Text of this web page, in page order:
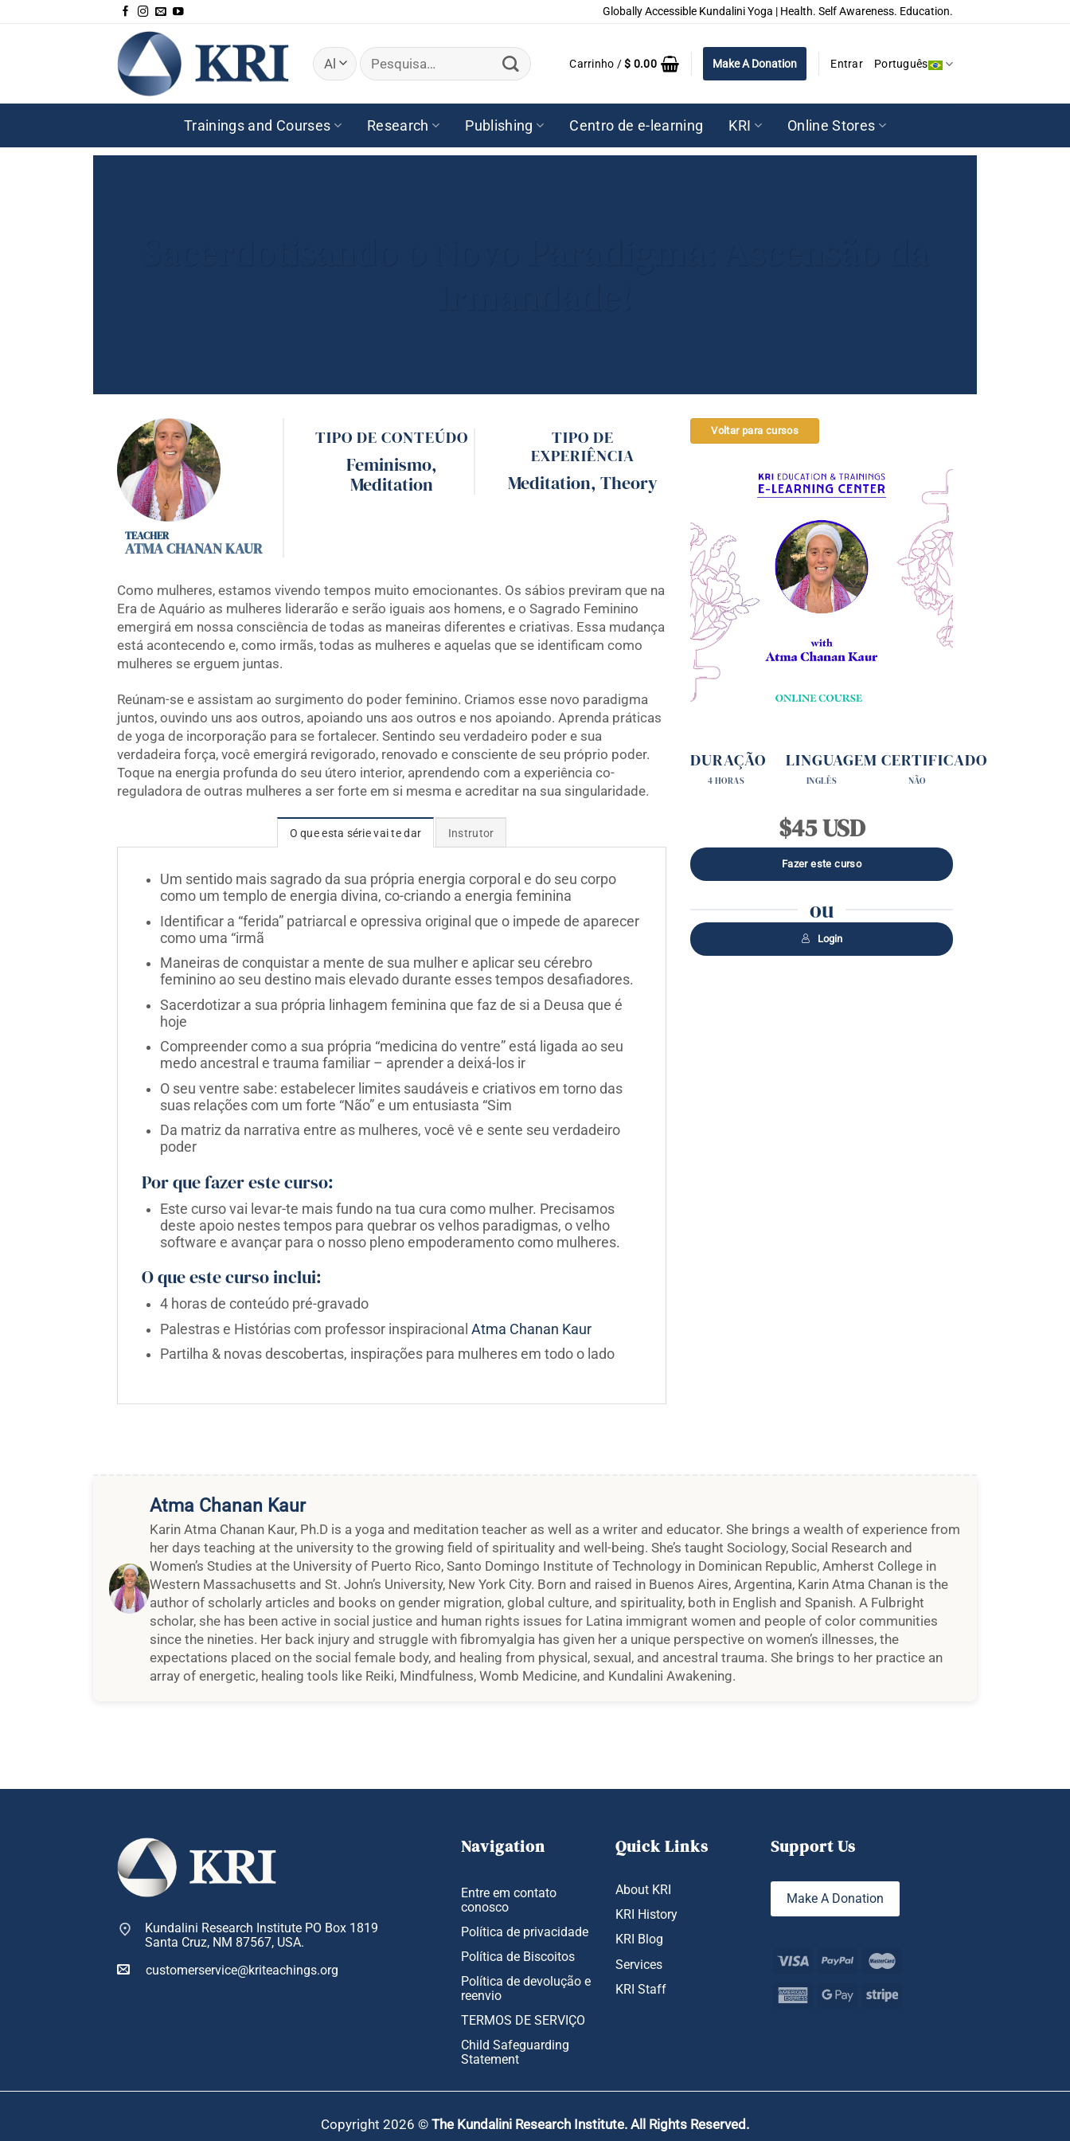
Globally Accessible Kundalini Yoga | Health. Self Awareness. Education.
Pesquisar
por:
Carrinho /$ 0.00 Make A Donation Entrar Português
Trainings and Courses Research Publishing Centro de e-learning KRI Online Stores
ATMA CHANAN KAUR
TIPO DE CONTEÚDO
Feminismo,
Meditation
TIPO DE
EXPERIÊNCIA
Meditation, Theory
Como mulheres, estamos vivendo tempos muito emocionantes. Os sábios previram que na
Era de Aquário as mulheres liderarão e serão iguais aos homens, e o Sagrado Feminino
emergirá em nossa consciência de todas as maneiras diferentes e criativas. Essa mudança
está acontecendo e, como irmãs, todas as mulheres e aquelas que se identificam como
mulheres se erguem juntas.
Reúnam-se e assistam ao surgimento do poder feminino. Criamos esse novo paradigma
juntos, ouvindo uns aos outros, apoiando uns aos outros e nos apoiando. Aprenda práticas
de yoga de incorporação para se fortalecer. Sentindo seu verdadeiro poder e sua
verdadeira força, você emergirá revigorado, renovado e consciente de seu próprio poder.
Toque na energia profunda do seu útero interior, aprendendo com a experiência co-
reguladora de outras mulheres a ser forte em si mesma e acreditar na sua singularidade.
O que esta série vai te dar Instrutor
Um sentido mais sagrado da sua própria energia corporal e do seu corpo
como um templo de energia divina, co-criando a energia feminina
Identificar a “ferida” patriarcal e opressiva original que o impede de aparecer
como uma “irmã
Maneiras de conquistar a mente de sua mulher e aplicar seu cérebro
feminino ao seu destino mais elevado durante esses tempos desafiadores.
Sacerdotizar a sua própria linhagem feminina que faz de si a Deusa que é
hoje
Compreender como a sua própria “medicina do ventre” está ligada ao seu
medo ancestral e trauma familiar – aprender a deixá-los ir
O seu ventre sabe: estabelecer limites saudáveis e criativos em torno das
suas relações com um forte “Não” e um entusiasta “Sim
Da matriz da narrativa entre as mulheres, você vê e sente seu verdadeiro
poder
Por que fazer este curso:
Este curso vai levar-te mais fundo na tua cura como mulher. Precisamos
deste apoio nestes tempos para quebrar os velhos paradigmas, o velho
software e avançar para o nosso pleno empoderamento como mulheres.
O que este curso inclui:
4 horas de conteúdo pré-gravado
Palestras e Histórias com professor inspiracional Atma Chanan Kaur
Partilha & novas descobertas, inspirações para mulheres em todo o lado
Voltar para cursos
DURAÇÃO
4 HORAS
LINGUAGEM
INGLÊS
CERTIFICADO
NÃO
$45 USD
ou
Login
Atma Chanan Kaur
Karin Atma Chanan Kaur, Ph.D is a yoga and meditation teacher as well as a writer and educator. She brings a wealth of experience from
her days teaching at the university to the growing field of spirituality and well-being. She’s taught Sociology, Social Research and
Women’s Studies at the University of Puerto Rico, Santo Domingo Institute of Technology in Dominican Republic, Amherst College in
Western Massachusetts and St. John’s University, New York City. Born and raised in Buenos Aires, Argentina, Karin Atma Chanan is the
author of scholarly articles and books on gender migration, global culture, and spirituality, both in English and Spanish. A Fulbright
scholar, she has been active in social justice and human rights issues for Latina immigrant women and people of color communities
since the nineties. Her back injury and struggle with fibromyalgia has given her a unique perspective on women’s illnesses, the
expectations placed on the social female body, and healing from physical, sexual, and ancestral trauma. She brings to her practice an
array of energetic, healing tools like Reiki, Mindfulness, Womb Medicine, and Kundalini Awakening.
Kundalini Research Institute PO Box 1819
Santa Cruz, NM 87567, USA.
customerservice@kriteachings.org
Navigation
Entre em contato
conosco
Política de privacidade
Política de Biscoitos
Política de devolução e
reenvio
TERMOS DE SERVIÇO
Child Safeguarding
Statement
Quick Links
About KRI
KRI History
KRI Blog
Services
KRI Staff
Support Us
Make A Donation
Copyright 2026 © The Kundalini Research Institute. All Rights Reserved.